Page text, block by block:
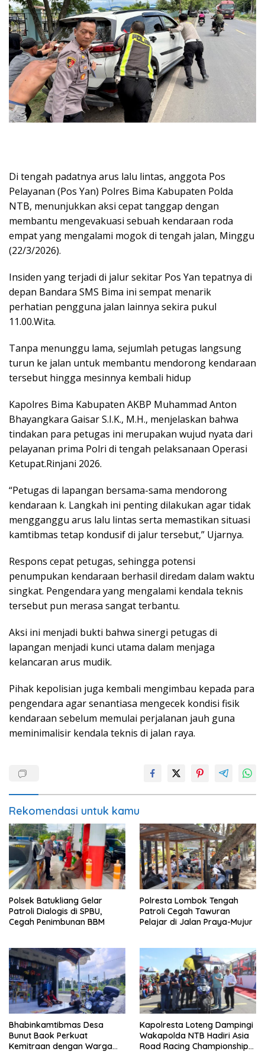
Di tengah padatnya arus lalu lintas, anggota Pos
Pelayanan (Pos Yan) Polres Bima Kabupaten Polda
NTB, menunjukkan aksi cepat tanggap dengan
membantu mengevakuasi sebuah kendaraan roda
empat yang mengalami mogok di tengah jalan, Minggu
(22/3/2026).
Insiden yang terjadi di jalur sekitar Pos Yan tepatnya di
depan Bandara SMS Bima ini sempat menarik
perhatian pengguna jalan lainnya sekira pukul
11.00.Wita.
Tanpa menunggu lama, sejumlah petugas langsung
turun ke jalan untuk membantu mendorong kendaraan
tersebut hingga mesinnya kembali hidup
Kapolres Bima Kabupaten AKBP Muhammad Anton
Bhayangkara Gaisar S.I.K., M.H., menjelaskan bahwa
tindakan para petugas ini merupakan wujud nyata dari
pelayanan prima Polri di tengah pelaksanaan Operasi
Ketupat.Rinjani 2026.
“Petugas di lapangan bersama-sama mendorong
kendaraan k. Langkah ini penting dilakukan agar tidak
mengganggu arus lalu lintas serta memastikan situasi
kamtibmas tetap kondusif di jalur tersebut,” Ujarnya.
Respons cepat petugas, sehingga potensi
penumpukan kendaraan berhasil diredam dalam waktu
singkat. Pengendara yang mengalami kendala teknis
tersebut pun merasa sangat terbantu.
Aksi ini menjadi bukti bahwa sinergi petugas di
lapangan menjadi kunci utama dalam menjaga
kelancaran arus mudik.
Pihak kepolisian juga kembali mengimbau kepada para
pengendara agar senantiasa mengecek kondisi fisik
kendaraan sebelum memulai perjalanan jauh guna
meminimalisir kendala teknis di jalan raya.
Rekomendasi untuk kamu
Polsek Batukliang Gelar
Patroli Dialogis di SPBU,
Cegah Penimbunan BBM
Polresta Lombok Tengah
Patroli Cegah Tawuran
Pelajar di Jalan Praya-Mujur
Bhabinkamtibmas Desa
Bunut Baok Perkuat
Kemitraan dengan Warga
Kapolresta Loteng Dampingi
Wakapolda NTB Hadiri Asia
Road Racing Championship